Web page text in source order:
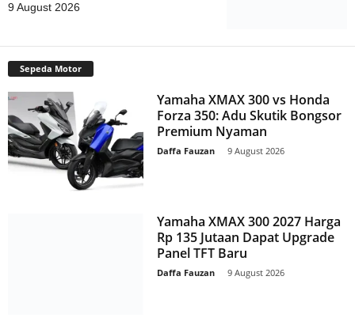
9 August 2026
Sepeda Motor
Yamaha XMAX 300 vs Honda
Forza 350: Adu Skutik Bongsor
Premium Nyaman
Daffa Fauzan 9 August 2026
Yamaha XMAX 300 2027 Harga
Rp 135 Jutaan Dapat Upgrade
Panel TFT Baru
Daffa Fauzan 9 August 2026